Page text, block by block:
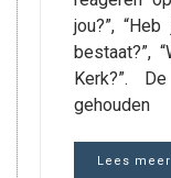
jou?”,
bestaat?”,
Kerk?”.
gehouden
Lees meer